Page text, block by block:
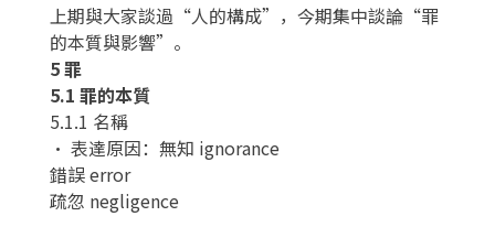
上期與大家談過“人的構成”，今期集中談論“罪
的本質與影響”。
5 罪
5.1 罪的本質
5.1.1 名稱
• 表達原因：無知 ignorance
錯誤 error
疏忽 negligence